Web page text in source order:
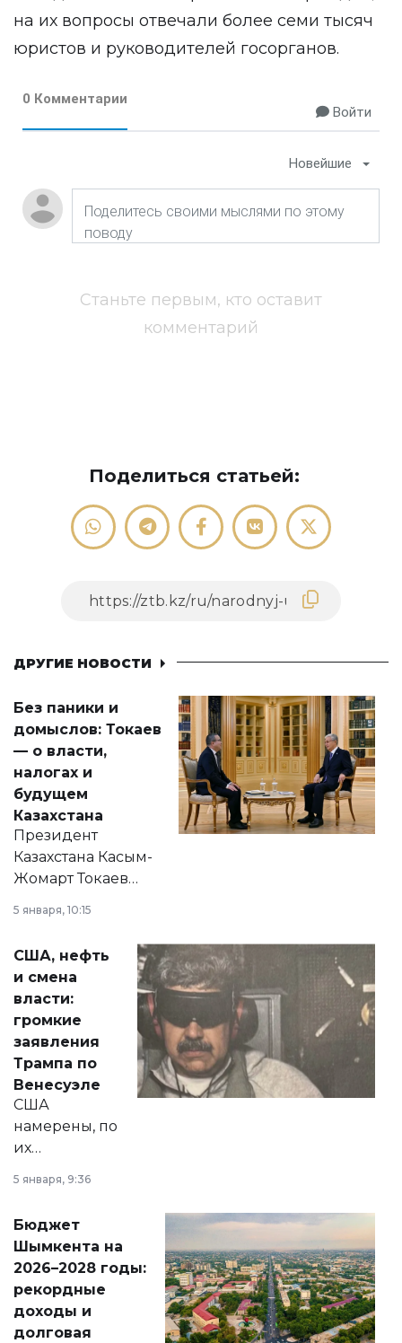
на их вопросы отвечали более семи тысяч
юристов и руководителей госорганов.
0 Комментарии
Войти
Новейшие
Станьте первым, кто оставит
комментарий
Поделиться статьей:
ДРУГИЕ НОВОСТИ
Без паники и
домыслов: Токаев
— о власти,
налогах и
будущем
Казахстана
Президент
Казахстана Касым-
Жомарт Токаев
сразу несколько
актуальных тем —
от слухов о
политических
реформах до
вопросов армии,
экономики и
личного здоровья.
5 января, 10:15
США, нефть
и смена
власти:
громкие
заявления
Трампа по
Венесуэле
США
намерены, по
их
принести
народу
Венесуэлы.
5 января, 9:36
Бюджет
Шымкента на
2026–2028 годы:
рекордные
доходы и
долговая